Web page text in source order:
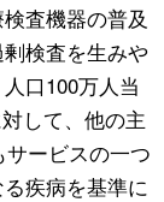
査機器の普及
検査を生みや
口100万人当
して、他の主
ービスの一つ
疾病を基準に